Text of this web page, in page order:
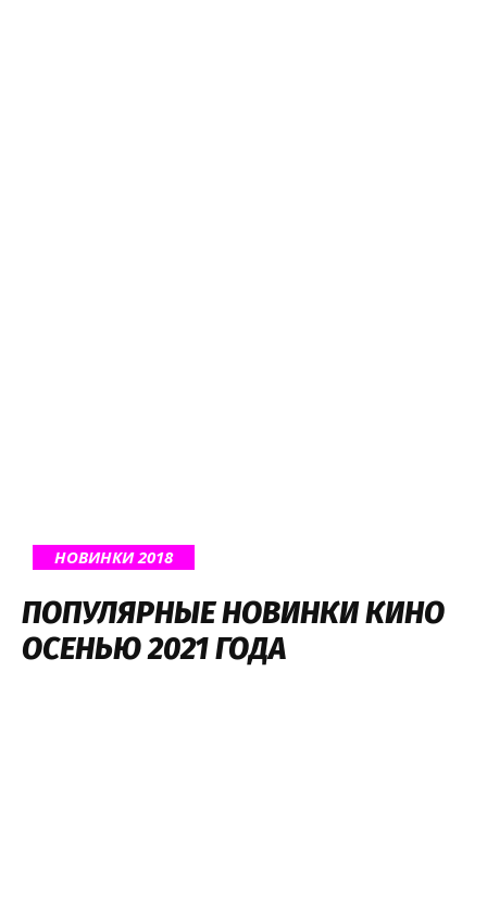
НОВИНКИ 2018
ПОПУЛЯРНЫЕ НОВИНКИ КИНО
ОСЕНЬЮ 2021 ГОДА